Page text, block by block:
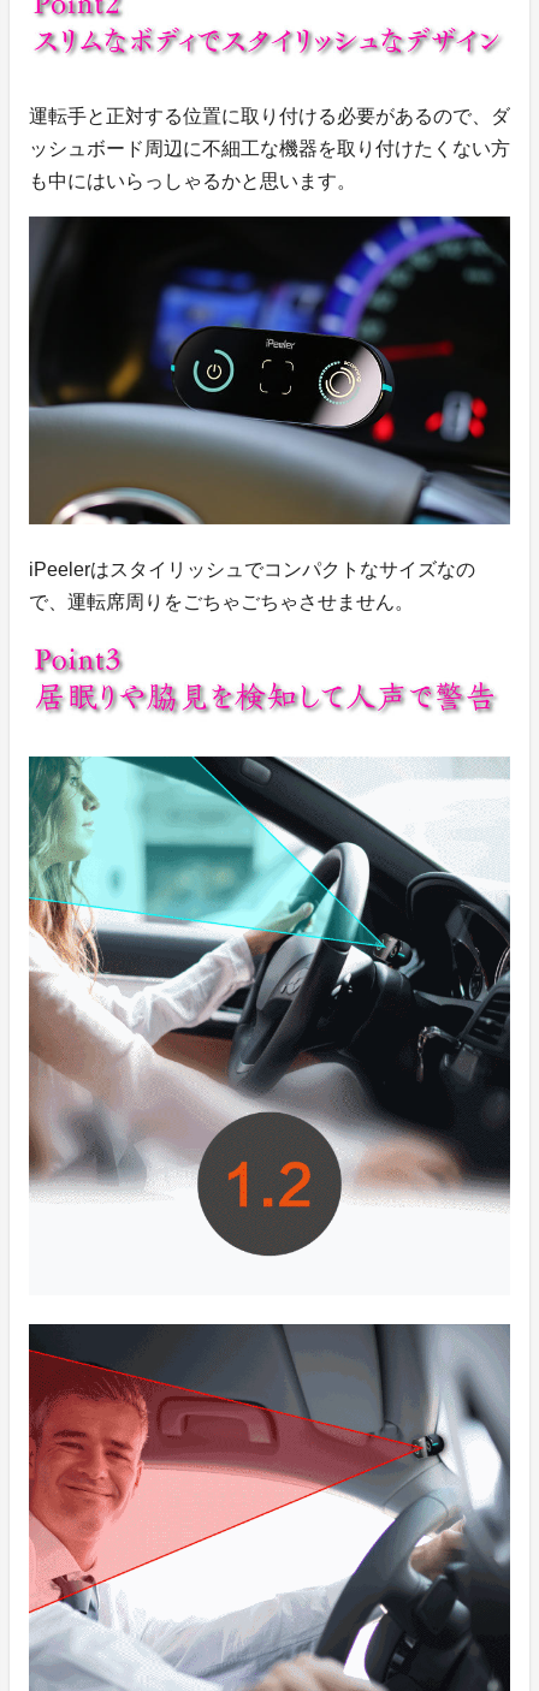
運転手と正対する位置に取り付ける必要があるので、ダ
ッシュボード周辺に不細工な機器を取り付けたくない方
も中にはいらっしゃるかと思います。
iPeelerはスタイリッシュでコンパクトなサイズなの
で、運転席周りをごちゃごちゃさせません。